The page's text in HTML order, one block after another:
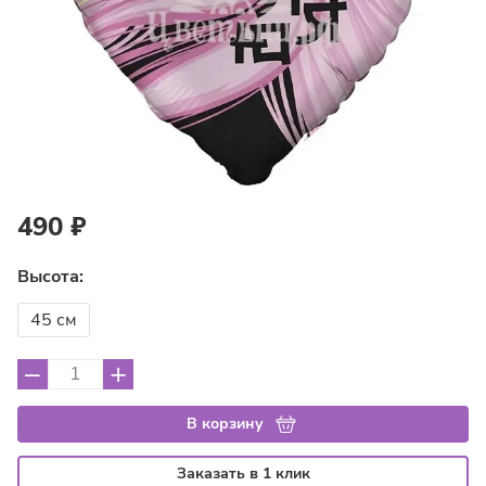
490 ₽
Высота:
45 см
– +
В корзину
Заказать в 1 клик